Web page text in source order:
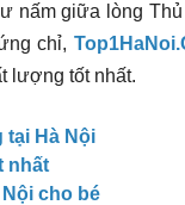
nấm giữa lòng
chỉ,
lượng tốt nhất.
tại Hà Nội
nhất
cho bé